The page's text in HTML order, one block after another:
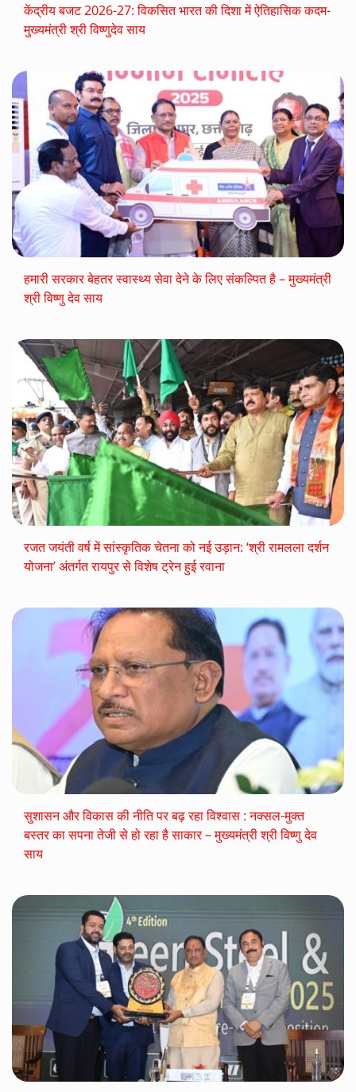
केंद्रीय बजट 2026-27: विकसित भारत की दिशा में ऐतिहासिक कदम-
मुख्यमंत्री श्री विष्णुदेव साय
हमारी सरकार बेहतर स्वास्थ्य सेवा देने के लिए संकल्पित है – मुख्यमंत्री
श्री विष्णु देव साय
रजत जयंती वर्ष में सांस्कृतिक चेतना को नई उड़ान: ‘श्री रामलला दर्शन
योजना’ अंतर्गत रायपुर से विशेष ट्रेन हुई रवाना
सुशासन और विकास की नीति पर बढ़ रहा विश्वास : नक्सल-मुक्त
बस्तर का सपना तेजी से हो रहा है साकार – मुख्यमंत्री श्री विष्णु देव
साय